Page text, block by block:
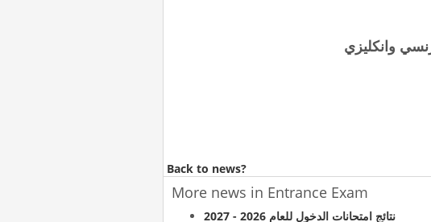
وانكليزي
Back to news?
More news in Entrance Exam
نتائج امتحانات الدخول للعام 2026 - 2027